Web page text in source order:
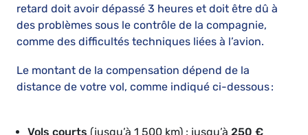
retard doit avoir dépassé 3 heures et doit être dû à
des problèmes sous le contrôle de la compagnie,
comme des difficultés techniques liées à l’avion.
Le montant de la compensation dépend de la
distance de votre vol, comme indiqué ci-dessous :
Vols courts (jusqu’à 1 500 km) : jusqu’à 250 €